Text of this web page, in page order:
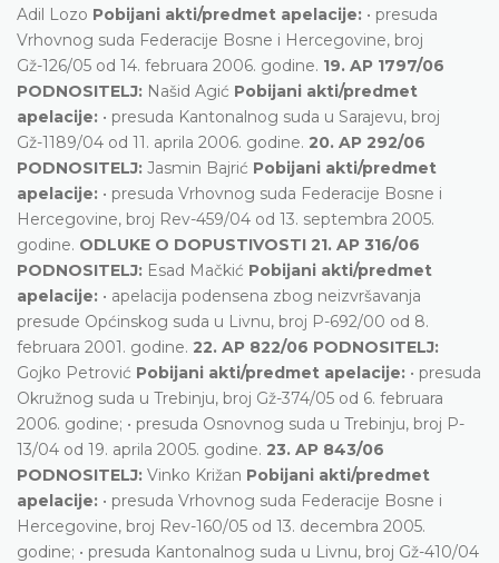
Adil Lozo Pobijani akti/predmet apelacije: • presuda
Vrhovnog suda Federacije Bosne i Hercegovine, broj
Gž-126/05 od 14. februara 2006. godine. 19. AP 1797/06
PODNOSITELJ: Našid Agić Pobijani akti/predmet
apelacije: • presuda Kantonalnog suda u Sarajevu, broj
Gž-1189/04 od 11. aprila 2006. godine. 20. AP 292/06
PODNOSITELJ: Jasmin Bajrić Pobijani akti/predmet
apelacije: • presuda Vrhovnog suda Federacije Bosne i
Hercegovine, broj Rev-459/04 od 13. septembra 2005.
godine. ODLUKE O DOPUSTIVOSTI 21. AP 316/06
PODNOSITELJ: Esad Mačkić Pobijani akti/predmet
apelacije: • apelacija podensena zbog neizvršavanja
presude Općinskog suda u Livnu, broj P-692/00 od 8.
februara 2001. godine. 22. AP 822/06 PODNOSITELJ:
Gojko Petrović Pobijani akti/predmet apelacije: • presuda
Okružnog suda u Trebinju, broj Gž-374/05 od 6. februara
2006. godine; • presuda Osnovnog suda u Trebinju, broj P-
13/04 od 19. aprila 2005. godine. 23. AP 843/06
PODNOSITELJ: Vinko Križan Pobijani akti/predmet
apelacije: • presuda Vrhovnog suda Federacije Bosne i
Hercegovine, broj Rev-160/05 od 13. decembra 2005.
godine; • presuda Kantonalnog suda u Livnu, broj Gž-410/04